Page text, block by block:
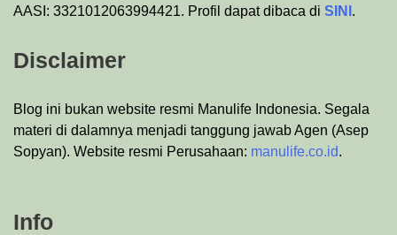
AASI: 3321012063994421. Profil dapat dibaca di SINI .
Disclaimer
Blog ini bukan website resmi Manulife Indonesia. Segala
materi di dalamnya menjadi tanggung jawab Agen (Asep
Sopyan). Website resmi Perusahaan: manulife.co.id.
Info